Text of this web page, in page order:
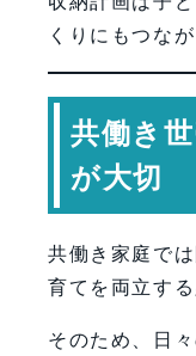
くりにもつなが
共働き
が大切
共働き家庭で
育てを両立す
そのため、日